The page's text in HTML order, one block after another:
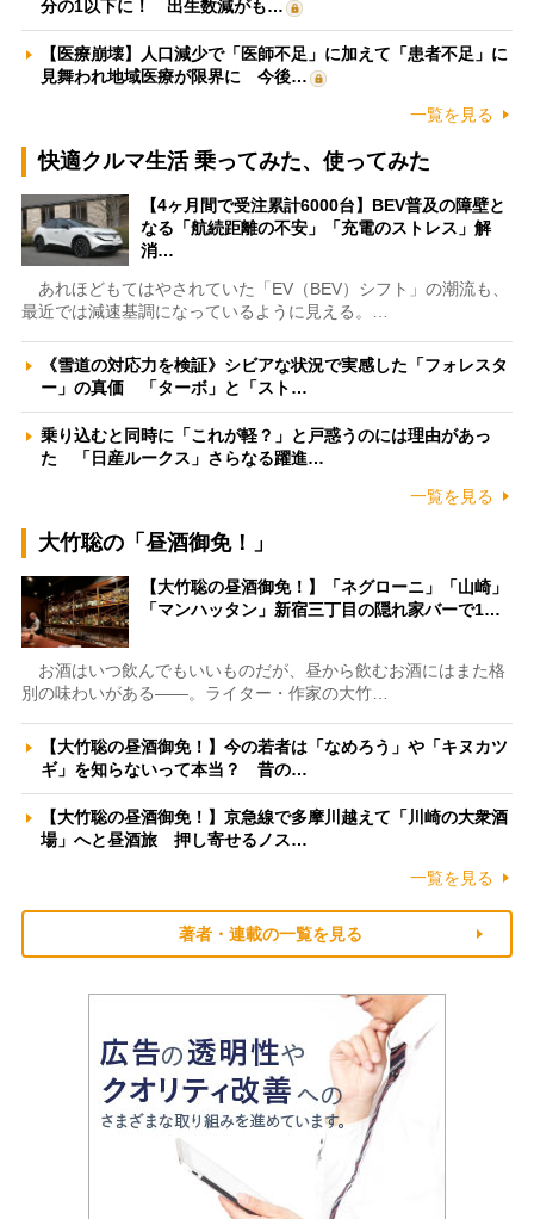
分の1以下に！ 出生数減がも…
【医療崩壊】人口減少で「医師不足」に加えて「患者不足」に
見舞われ地域医療が限界に 今後…
一覧を見る
快適クルマ生活 乗ってみた、使ってみた
【4ヶ月間で受注累計6000台】BEV普及の障壁と
なる「航続距離の不安」「充電のストレス」解
消…
あれほどもてはやされていた「EV（BEV）シフト」の潮流も、
最近では減速基調になっているように見える。…
《雪道の対応力を検証》シビアな状況で実感した「フォレスタ
ー」の真価 「ターボ」と「スト…
乗り込むと同時に「これが軽？」と戸惑うのには理由があっ
た 「日産ルークス」さらなる躍進…
一覧を見る
大竹聡の「昼酒御免！」
【大竹聡の昼酒御免！】「ネグローニ」「山崎」
「マンハッタン」新宿三丁目の隠れ家バーで1…
お酒はいつ飲んでもいいものだが、昼から飲むお酒にはまた格
別の味わいがある――。ライター・作家の大竹…
【大竹聡の昼酒御免！】今の若者は「なめろう」や「キヌカツ
ギ」を知らないって本当？ 昔の…
【大竹聡の昼酒御免！】京急線で多摩川越えて「川崎の大衆酒
場」へと昼酒旅 押し寄せるノス…
一覧を見る
著者・連載の一覧を見る